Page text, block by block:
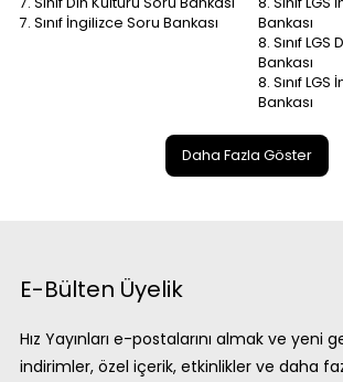
7. Sınıf İngilizce Soru Bankası
Bankası
8. Sınıf
Bankası
8. Sınıf
Bankası
Daha Fazla Göster
E-Bülten Üyelik
Hız Yayınları e-postalarını almak ve yeni
indirimler, özel içerik, etkinlikler ve daha